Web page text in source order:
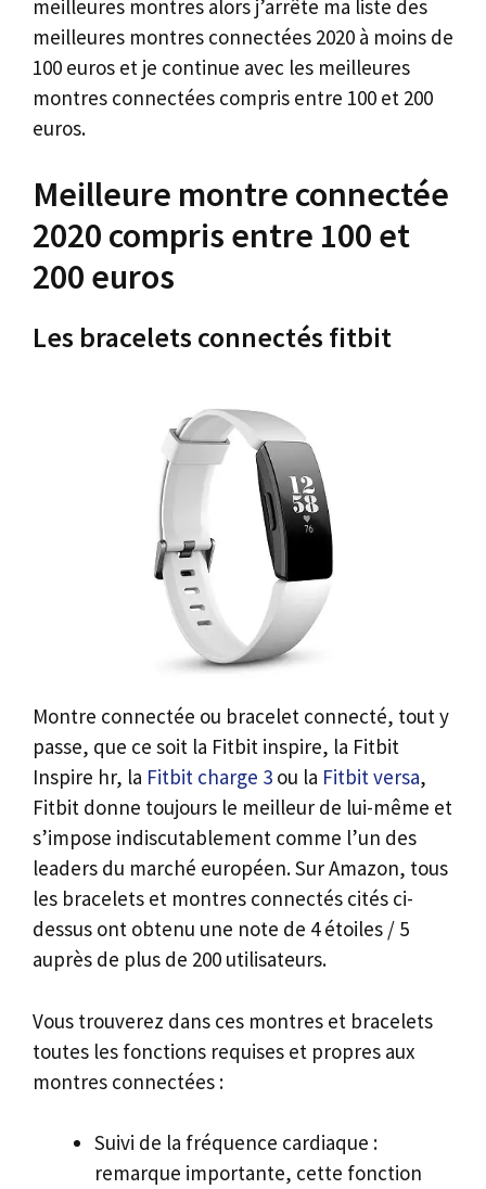
meilleures montres alors j’arrête ma liste des
meilleures montres connectées 2020 à moins de
100 euros et je continue avec les meilleures
montres connectées compris entre 100 et 200
euros.
Meilleure montre connectée
2020 compris entre 100 et
200 euros
Les bracelets connectés fitbit
Montre connectée ou bracelet connecté, tout y
passe, que ce soit la Fitbit inspire, la Fitbit
Inspire hr, la Fitbit charge 3 ou la Fitbit versa,
Fitbit donne toujours le meilleur de lui-même et
s’impose indiscutablement comme l’un des
leaders du marché européen. Sur Amazon, tous
les bracelets et montres connectés cités ci-
dessus ont obtenu une note de 4 étoiles / 5
auprès de plus de 200 utilisateurs.
Vous trouverez dans ces montres et bracelets
toutes les fonctions requises et propres aux
montres connectées :
Suivi de la fréquence cardiaque :
remarque importante, cette fonction